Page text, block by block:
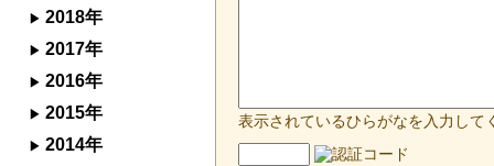
表示されているひらがなを入力して
2018年
2017年
2016年
2015年
2014年